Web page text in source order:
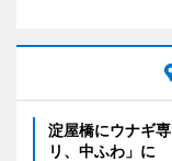
淀屋橋にウナギ
リ、中ふわ」に